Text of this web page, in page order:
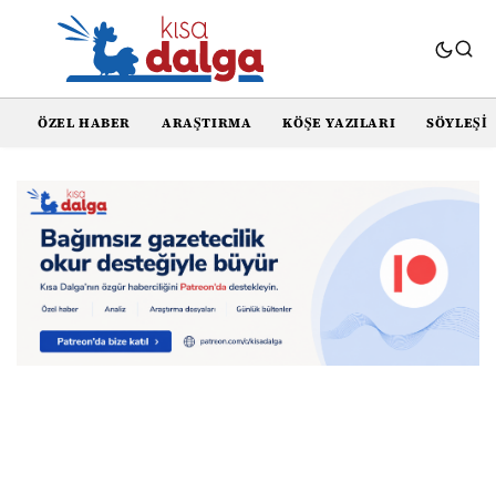
ÖZEL HABER ARAŞTIRMA KÖŞE YAZILARI SÖYLEŞI